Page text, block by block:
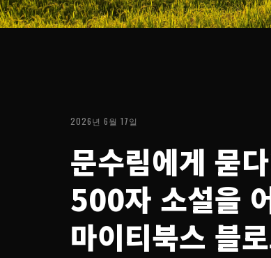
2026년 6월 17일
문수림에게 묻
500자 소설을
마이티북스 블